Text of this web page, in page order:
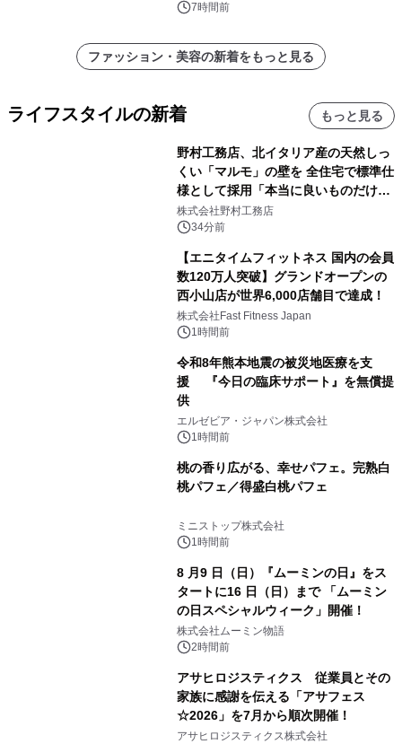
7時間前
ファッション・美容の新着をもっと見る
ライフスタイルの新着 もっと見る
野村工務店、北イタリア産の天然しっ
くい「マルモ」の壁を 全住宅で標準仕
様として採用「本当に良いものだけに
こだわる」
株式会社野村工務店
34分前
【エニタイムフィットネス 国内の会員
数120万人突破】グランドオープンの
西小山店が世界6,000店舗目で達成！
株式会社Fast Fitness Japan
1時間前
令和8年熊本地震の被災地医療を支
援 『今日の臨床サポート』を無償提
供
エルゼビア・ジャパン株式会社
1時間前
桃の香り広がる、幸せパフェ。完熟白
桃パフェ／得盛白桃パフェ
ミニストップ株式会社
1時間前
8 月9 日（日）『ムーミンの日』をス
タートに16 日（日）まで 「ムーミン
の日スペシャルウィーク」開催！
株式会社ムーミン物語
2時間前
アサヒロジスティクス 従業員とその
家族に感謝を伝える「アサフェス
☆2026」を7月から順次開催！
アサヒロジスティクス株式会社